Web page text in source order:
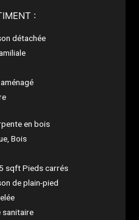
:
détachée
en bois
Bois
sqft Pieds carrés
de plain-pied
sanitaire